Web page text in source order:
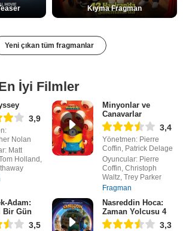
Kıyma Fragman
Yeni çıkan tüm fragmanlar
İyi Filmler
3,9
Nolan
Matt
Holland,
Minyonlar ve
Canavarlar
3,4
Yönetmen: Pierre
Coffin, Patrick Delage
Oyuncular: Pierre
Coffin, Christoph
Waltz, Trey Parker
Fragman
Adam:
Bir Gün
3,5
Nasreddin Hoca:
Zaman Yolcusu 4
3,3